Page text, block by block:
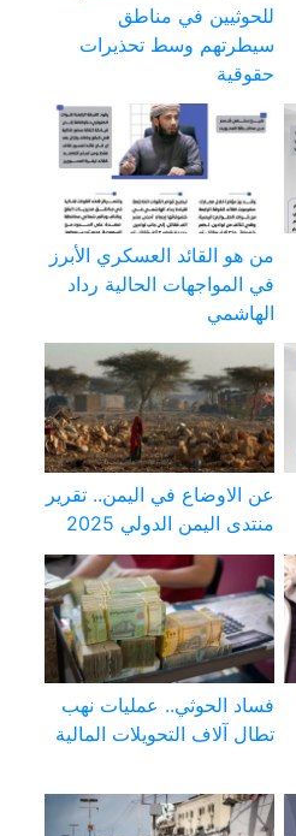
للحوثيين في مناطق
سيطرتهم وسط تحذيرات
حقوقية
من هو القائد العسكري الأبرز
في المواجهات الحالية رداد
الهاشمي
عن الاوضاع في اليمن.. تقرير
منتدى اليمن الدولي 2025
فساد الحوثي.. عمليات نهب
تطال آلاف التحويلات المالية